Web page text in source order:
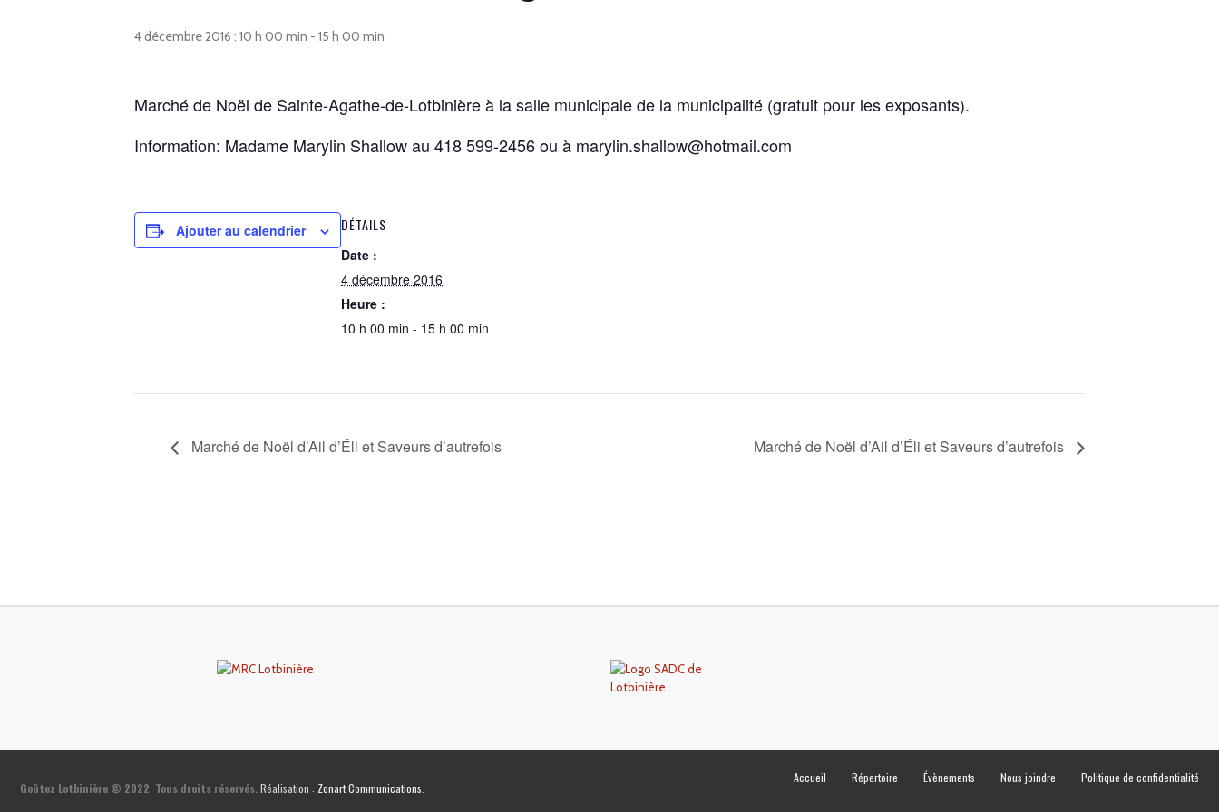
4 décembre 2016 : 10 h 00 min - 15 h 00 min
Marché de Noël de Sainte-Agathe-de-Lotbinière à la salle municipale de la municipalité (gratuit pour les exposants).
Information: Madame Marylin Shallow au 418 599-2456 ou à marylin.shallow@hotmail.com
Ajouter au calendrier DÉTAILS
Date :
4 décembre 2016
Heure :
10 h 00 min - 15 h 00 min
Marché de Noël d’Ail d’Éli et Saveurs d’autrefois Marché de Noël d’Ail d’Éli et Saveurs d’autrefois
Accueil Répertoire Évènements Nous joindre Politique de confidentialité
Goûtez Lotbinière © 2022 Tous droits réservés. Réalisation : Zonart Communications